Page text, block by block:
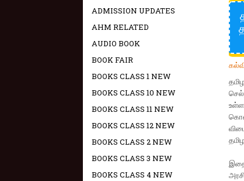
ADMISSION UPDATES
AHM RELATED
AUDIO BOOK
BOOK FAIR
BOOKS CLASS 1 NEW
BOOKS CLASS 10 NEW
BOOKS CLASS 11 NEW
BOOKS CLASS 12 NEW
BOOKS CLASS 2 NEW
BOOKS CLASS 3 NEW
BOOKS CLASS 4 NEW